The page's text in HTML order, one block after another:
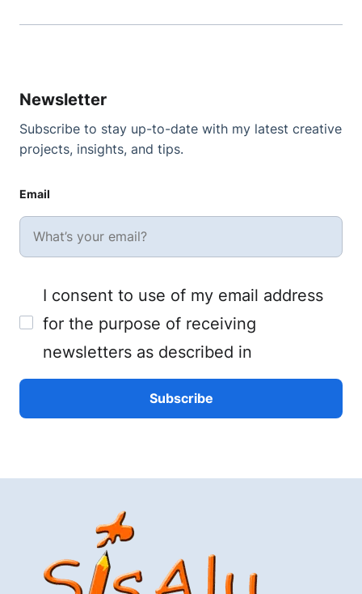
Newsletter
Subscribe to stay up-to-date with my latest creative
projects, insights, and tips.
Email
I consent to use of my email address
for the purpose of receiving
newsletters as described in